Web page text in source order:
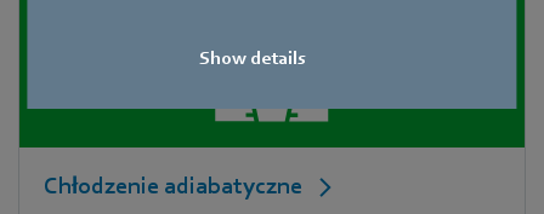
Show details
Chłodzenie adiabatyczne